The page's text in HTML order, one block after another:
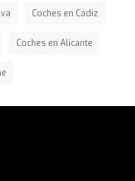
Coches en Cádiz
Coches en Alicante